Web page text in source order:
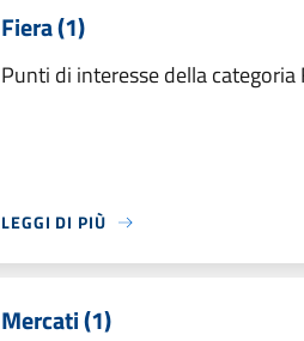
Fiera (1)
Punti di interesse della categoria
LEGGI DI PIÙ
Mercati (1)